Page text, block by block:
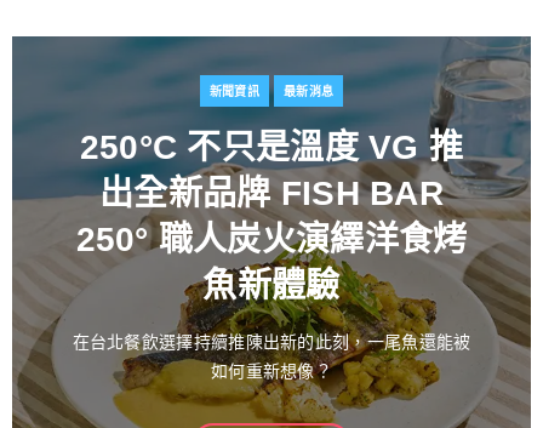
新聞資訊 最新消息
百富攜手金獎藝術家推出
花時心藝限量禮盒 循四季
流轉描繪時間之美 演繹過
桶工藝經典 獻禮中秋
中秋佳節向來是傳遞情誼與分享珍藏的重要時刻。堅
持百年製酒工藝